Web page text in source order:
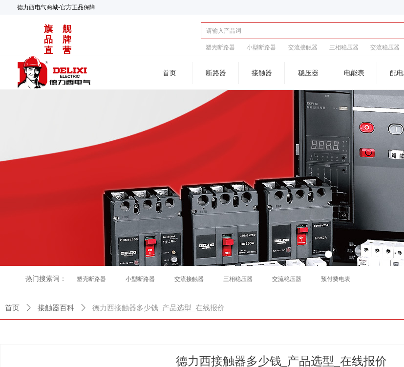
德力西电气商城-官方正品保障
旗 舰
品 牌
直 营
塑壳断路器 小型断路器 交流接触器 三相稳压器 交流稳压器
首页 断路器 接触器 稳压器 电能表 配
塑壳断路器 小型断路器 交流接触器 三相稳压器 交流稳压器 预付费电表
热门搜索词：
首页 ꄲ 接触器百科 ꄲ 德力西接触器多少钱_产品选型_在线报价
德力西接触器多少钱_产品选型_在线报价